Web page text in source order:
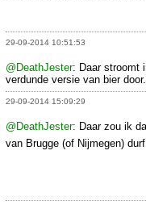
29-09-2014 10:51:53
@DeathJester: Daar stroomt
verdunde versie van bier door.
29-09-2014 15:09:29
@DeathJester: Daar zou ik
van Brugge (of Nijmegen)